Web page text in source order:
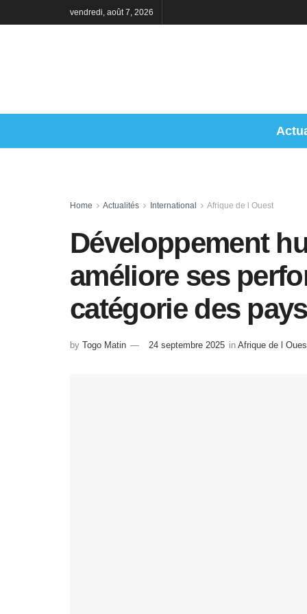
vendredi, août 7, 2026
Home Actualités International Afrique de l Ouest
Développement
améliore ses
catégorie des
by Togo Matin 24 septembre 2025 in Afrique de l